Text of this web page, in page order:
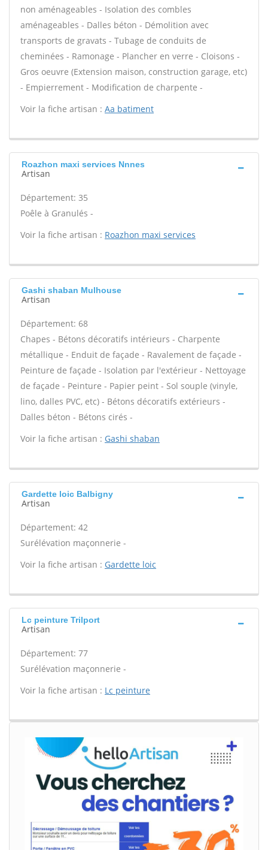
non aménageables - Isolation des combles
aménageables - Dalles béton - Démolition avec
transports de gravats - Tubage de conduits de
cheminées - Ramonage - Plancher en verre - Cloisons -
Gros oeuvre (Extension maison, construction garage, etc)
- Empierrement - Modification de charpente -
Voir la fiche artisan : Aa batiment
Roazhon maxi services Nnnes
Artisan
Département: 35
Poêle à Granulés -
Voir la fiche artisan : Roazhon maxi services
Gashi shaban Mulhouse
Artisan
Département: 68
Chapes - Bétons décoratifs intérieurs - Charpente
métallique - Enduit de façade - Ravalement de façade -
Peinture de façade - Isolation par l'extérieur - Nettoyage
de façade - Peinture - Papier peint - Sol souple (vinyle,
lino, dalles PVC, etc) - Bétons décoratifs extérieurs -
Dalles béton - Bétons cirés -
Voir la fiche artisan : Gashi shaban
Gardette loic Balbigny
Artisan
Département: 42
Surélévation maçonnerie -
Voir la fiche artisan : Gardette loic
Lc peinture Trilport
Artisan
Département: 77
Surélévation maçonnerie -
Voir la fiche artisan : Lc peinture